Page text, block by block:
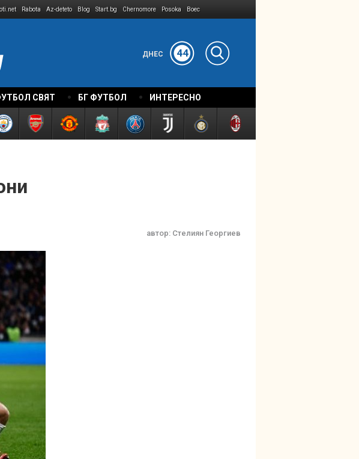
Rabota Az-deteto Blog Start.bg Chernomore Posoka Boec
ДНЕС 44
СВЯТ БГ ФУТБОЛ ИНТЕРЕСНО
автор: Стелиян Георгиев